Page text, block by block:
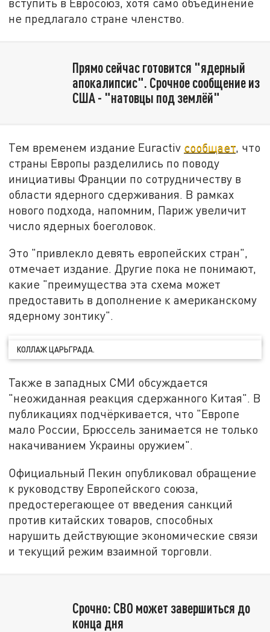
вступить в Евросоюз, хотя само объединение
не предлагало стране членство.
Прямо сейчас готовится "ядерный
апокалипсис". Срочное сообщение из
США - "натовцы под землёй"
Тем временем издание Euractiv сообщает , что
страны Европы разделились по поводу
инициативы Франции по сотрудничеству в
области ядерного сдерживания. В рамках
нового подхода, напомним, Париж увеличит
число ядерных боеголовок.
Это "привлекло девять европейских стран",
отмечает издание. Другие пока не понимают,
какие "преимущества эта схема может
предоставить в дополнение к американскому
ядерному зонтику".
КОЛЛАЖ ЦАРЬГРАДА.
Также в западных СМИ обсуждается
"неожиданная реакция сдержанного Китая". В
публикациях подчёркивается, что "Европе
мало России, Брюссель занимается не только
накачиванием Украины оружием".
Официальный Пекин опубликовал обращение
к руководству Европейского союза,
предостерегающее от введения санкций
против китайских товаров, способных
нарушить действующие экономические связи
и текущий режим взаимной торговли.
Срочно: СВО может завершиться до
конца дня